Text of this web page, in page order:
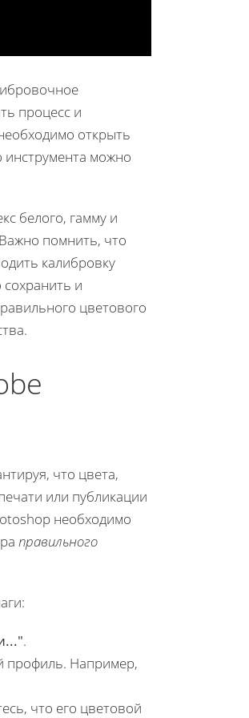
процесс и
открыть
можно
белого, гамму и
помнить, что
калибровку
и
цветового
что цвета,
или публикации
необходимо
правильного
.
профиль. Например,
что его цветовой